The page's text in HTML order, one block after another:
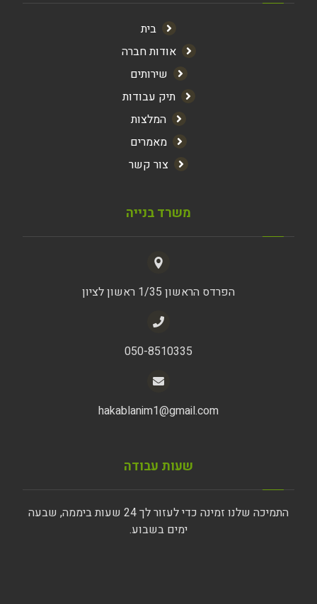
בית
אודות חברה
שירותים
תיק עבודות
המלצות
מאמרים
צור קשר
משרד בנייה
הפרדס הראשון 1/35 ראשון לציון
050-8510335
hakablanim1@gmail.com
שעות עבודה
התמיכה שלנו זמינה כדי לעזור לך 24 שעות ביממה, שבעה
ימים בשבוע.